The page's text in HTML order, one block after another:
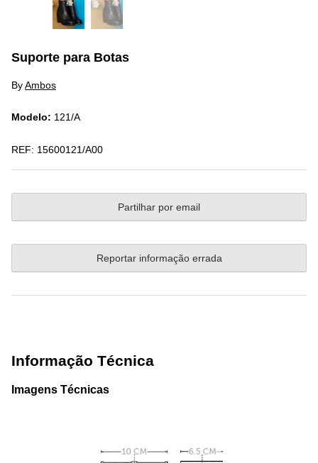
Suporte para Botas
ByAmbos
Modelo: 121/A
REF: 15600121/A00
Partilhar por email
Reportar informação errada
Informação Técnica
Imagens Técnicas